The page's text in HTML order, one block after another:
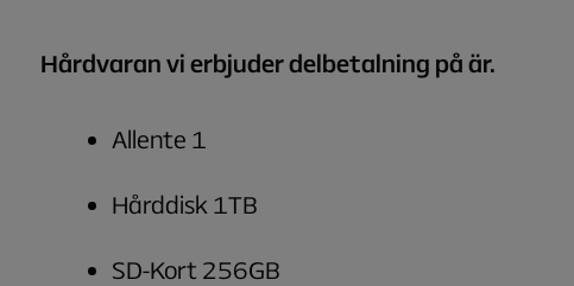
Hårdvaran vi erbjuder delbetalning på är.
Allente 1
Hårddisk 1TB
SD-Kort 256GB